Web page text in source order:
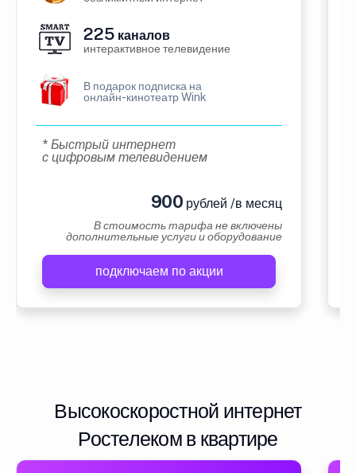
225 каналов
интерактивное телевидение
В подарок подписка на
онлайн-кинотеатр Wink
* Быстрый интернет
с цифровым телевидением
900 рублей /в месяц
В стоимость тарифа не включены
дополнительные услуги и оборудование
подключаем по акции
Высокоскоростной интернет
Ростелеком в квартире